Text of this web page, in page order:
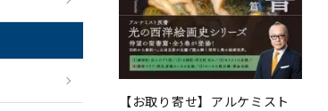
【お取り寄せ】アルケミスト